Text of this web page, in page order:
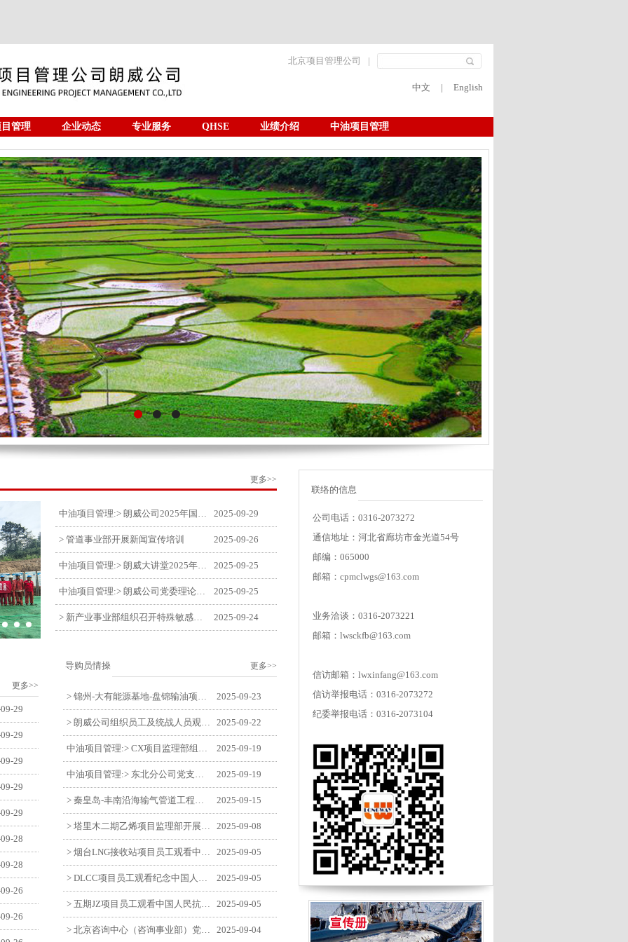
北京项目管理公司 |
中文 | English
管理 企业动态 专业服务 QHSE 业绩介绍 中油项目管理
更多>>
2025-09-29
> 管道事业部开展新闻宣传培训 2025-09-26
2025-09-25
2025-09-25
2025-09-24
更多>>
29
29
29
29
29
28
28
26
26
导购员情操 更多>>
2025-09-23
2025-09-22
2025-09-19
2025-09-19
2025-09-15
2025-09-08
2025-09-05
2025-09-05
2025-09-05
2025-09-04
联络的信息
公司电话：0316-2073272
通信地址：河北省廊坊市金光道54号
邮编：065000
邮箱：cpmclwgs@163.com
业务洽谈：0316-2073221
邮箱：lwsckfb@163.com
信访邮箱：lwxinfang@163.com
信访举报电话：0316-2073272
纪委举报电话：0316-2073104